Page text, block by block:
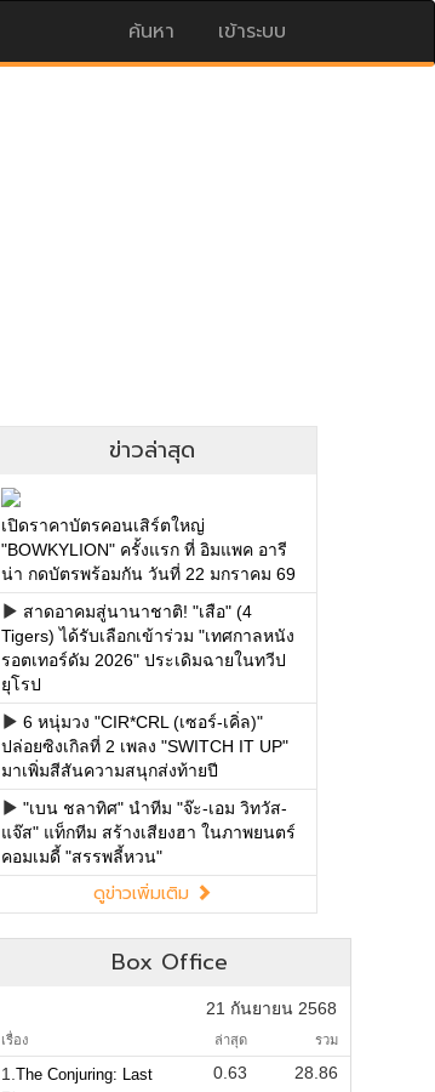
ค้นหา เข้าระบบ
ข่าวล่าสุด
เปิดราคาบัตรคอนเสิร์ตใหญ่
"BOWKYLION" ครั้งแรก ที่ อิมแพค อารี
น่า กดบัตรพร้อมกัน วันที่ 22 มกราคม 69
สาดอาคมสู่นานาชาติ! "เสือ" (4
Tigers) ได้รับเลือกเข้าร่วม "เทศกาลหนัง
รอตเทอร์ดัม 2026" ประเดิมฉายในทวีป
ยุโรป
6 หนุ่มวง "CIR*CRL (เซอร์-เคิ่ล)"
ปล่อยซิงเกิลที่ 2 เพลง "SWITCH IT UP"
มาเพิ่มสีสันความสนุกส่งท้ายปี
"เบน ชลาทิศ" นำทีม "จ๊ะ-เอม วิทวัส-
แจ๊ส" แท็กทีม สร้างเสียงฮา ในภาพยนตร์
คอมเมดี้ "สรรพลี้หวน"
ดูข่าวเพิ่มเติม
Box Office
21 กันยายน 2568
เรื่อง ล่าสุด รวม
1. The Conjuring: Last
0.63 28.86